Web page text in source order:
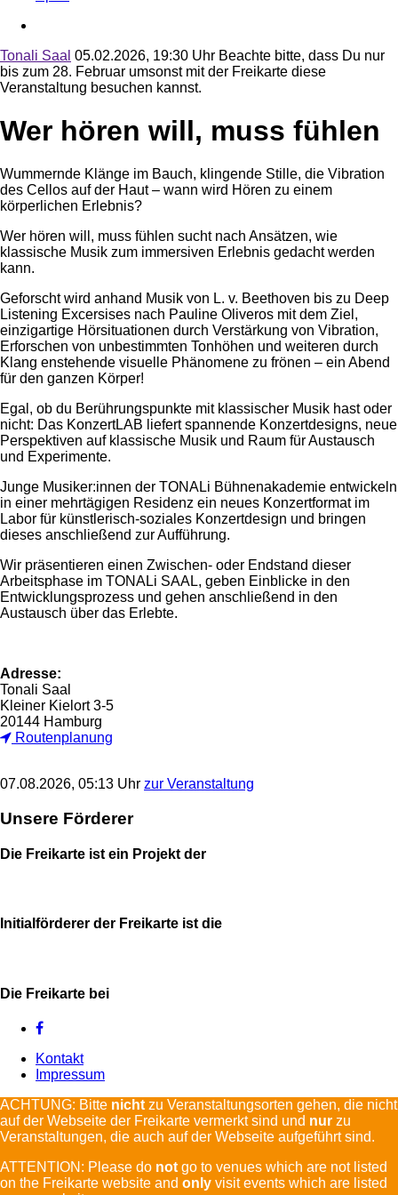
Tonali Saal 05.02.2026, 19:30 Uhr Beachte bitte, dass Du nur
bis zum 28. Februar umsonst mit der Freikarte diese
Veranstaltung besuchen kannst.
Wer hören will, muss fühlen
Wummernde Klänge im Bauch, klingende Stille, die Vibration
des Cellos auf der Haut – wann wird Hören zu einem
körperlichen Erlebnis?
Wer hören will, muss fühlen sucht nach Ansätzen, wie
klassische Musik zum immersiven Erlebnis gedacht werden
kann.
Geforscht wird anhand Musik von L. v. Beethoven bis zu Deep
Listening Excersises nach Pauline Oliveros mit dem Ziel,
einzigartige Hörsituationen durch Verstärkung von Vibration,
Erforschen von unbestimmten Tonhöhen und weiteren durch
Klang enstehende visuelle Phänomene zu frönen – ein Abend
für den ganzen Körper!
Egal, ob du Berührungspunkte mit klassischer Musik hast oder
nicht: Das KonzertLAB liefert spannende Konzertdesigns, neue
Perspektiven auf klassische Musik und Raum für Austausch
und Experimente.
Junge Musiker:innen der TONALi Bühnenakademie entwickeln
in einer mehrtägigen Residenz ein neues Konzertformat im
Labor für künstlerisch-soziales Konzertdesign und bringen
dieses anschließend zur Aufführung.
Wir präsentieren einen Zwischen- oder Endstand dieser
Arbeitsphase im TONALi SAAL, geben Einblicke in den
Entwicklungsprozess und gehen anschließend in den
Austausch über das Erlebte.
Adresse:
Tonali Saal
Kleiner Kielort 3-5
20144 Hamburg
Routenplanung
07.08.2026, 05:13 Uhr zur Veranstaltung
Unsere Förderer
Die Freikarte ist ein Projekt der
Initialförderer der Freikarte ist die
Die Freikarte bei
Kontakt
Impressum
ACHTUNG: Bitte nicht zu Veranstaltungsorten gehen, die nicht
auf der Webseite der Freikarte vermerkt sind und nur zu
Veranstaltungen, die auch auf der Webseite aufgeführt sind.
ATTENTION: Please do not go to venues which are not listed
on the Freikarte website and only visit events which are listed